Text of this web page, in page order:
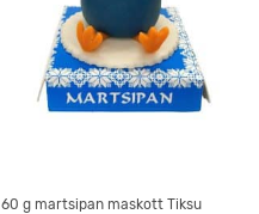
60 g martsipan maskott Tiksu